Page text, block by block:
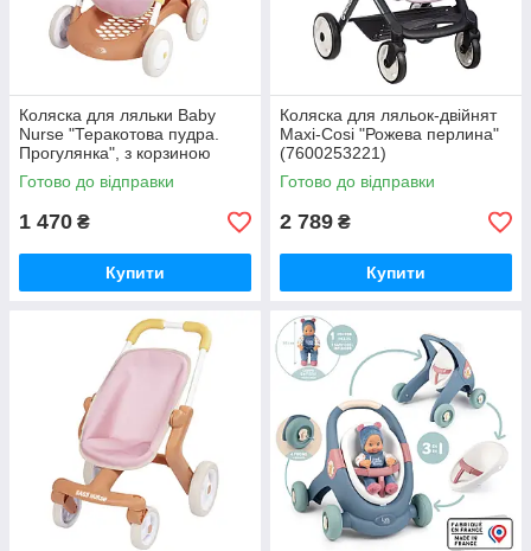
Коляска для ляльки Baby
Nurse "Теракотова пудра.
Прогулянка", з корзиною
(7600254024)
Готово до відправки
1 470 ₴
Купити
Коляска для ляльок-двійнят
Maxi-Cosi "Рожева перлина"
(7600253221)
Готово до відправки
2 789 ₴
Купити